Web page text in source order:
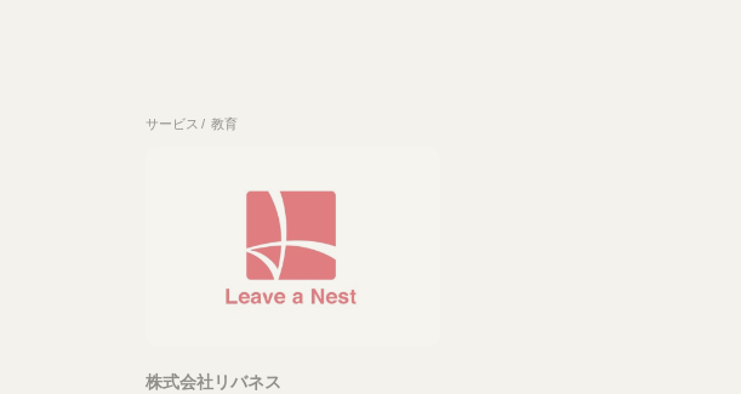
サービス 教育
株式会社リバネス